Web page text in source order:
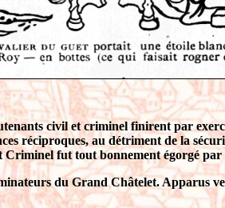
civil et criminel finirent par
réciproques, au détriment de la
fut tout bonnement égorgé par
du Grand Châtelet. Apparus